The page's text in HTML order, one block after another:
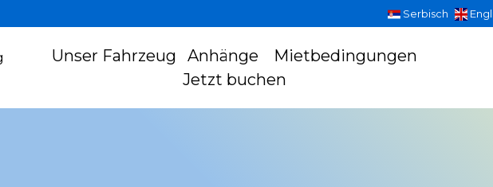
Serbisch
Unser Fahrzeug Anhänge
Mietbedingungen
Jetzt buchen